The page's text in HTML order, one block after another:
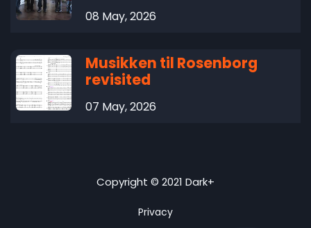
08 May, 2026
Musikken til Rosenborg
revisited
07 May, 2026
Copyright © 2021 Dark+
Privacy